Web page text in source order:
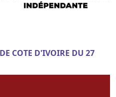
COTE D'IVOIRE DU 27